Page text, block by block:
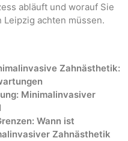
abläuft und worauf Sie
Leipzig achten müssen.
Zahnästhetik:
Minimalinvasiver
Wann ist
Zahnästhetik